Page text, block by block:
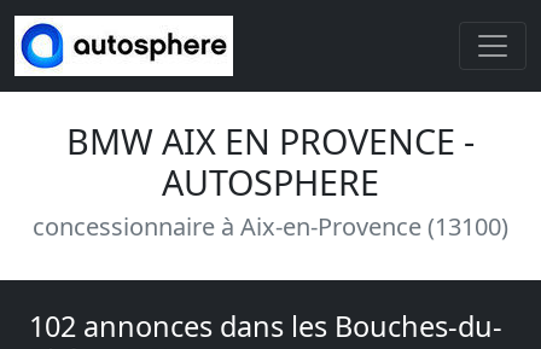
BMW AIX EN PROVENCE -
AUTOSPHERE
concessionnaire à Aix-en-Provence (13100)
102 annonces dans les Bouches-du-